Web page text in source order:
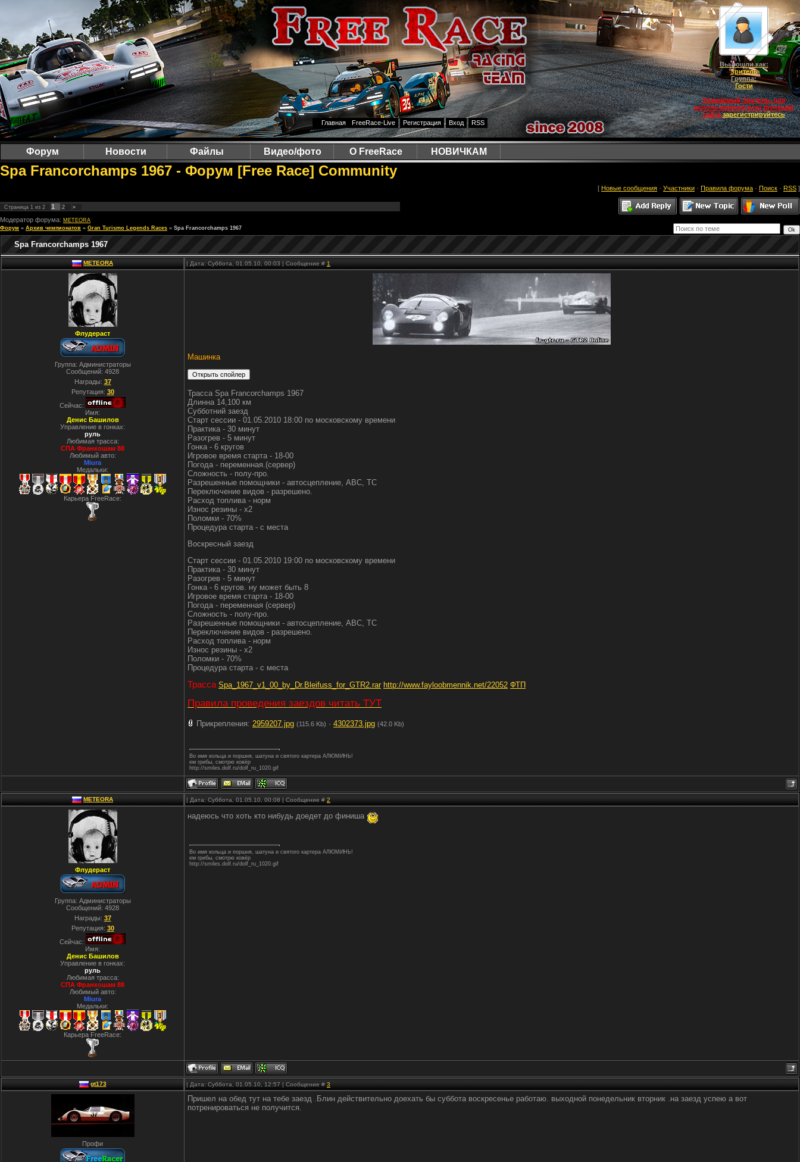
Вы вошли как:
Зритель
Группа:
Гости
Уважаемый Зритель, для
использования всех функций
сайтазарегистрируйтесь
Главная
FreeRace-Live Регистрация Вход RSS
Форум Новости Файлы Видео/фото О FreeRace НОВИЧКАМ
Spa Francorchamps 1967 - Форум [Free Race] Community
[ Новые сообщения · Участники · Правила форума · Поиск · RSS ]
Страница 1 из 2 1 2 »
Модератор форума: METEORA
Форум » Архив чемпионатов » Gran Turismo Legends Races » Spa Francorchamps 1967
Spa Francorchamps 1967
METEORA | Дата: Суббота, 01.05.10, 00:03 | Сообщение # 1
Флудераст
Группа: Администраторы
Сообщений: 4928
Награды: 37
Репутация: 30
Сейчас:
Имя:
Денис Башилов
Управление в гонках:
руль
Любимая трасса:
СПА Франкошам 88
Любимый авто:
Miura
Медальки:
Карьера FreeRace:
Машинка
Трасса Spa Francorchamps 1967
Длинна 14,100 км
Субботний заезд
Старт сессии - 01.05.2010 18:00 по московскому времени
Практика - 30 минут
Разогрев - 5 минут
Гонка - 6 кругов
Игровое время старта - 18-00
Погода - переменная.(сервер)
Сложность - полу-про.
Разрешенные помощники - автосцепление, АВС, ТС
Переключение видов - разрешено.
Расход топлива - норм
Износ резины - х2
Поломки - 70%
Процедура старта - с места
Воскресный заезд
Старт сессии - 01.05.2010 19:00 по московскому времени
Практика - 30 минут
Разогрев - 5 минут
Гонка - 6 кругов. ну может быть 8
Игровое время старта - 18-00
Погода - переменная (сервер)
Сложность - полу-про.
Разрешенные помощники - автосцепление, АВС, ТС
Переключение видов - разрешено.
Расход топлива - норм
Износ резины - х2
Поломки - 70%
Процедура старта - с места
Трасса Spa_1967_v1_00_by_Dr.Bleifuss_for_GTR2.rar http://www.fayloobmennik.net/22052 ФТП
Правила проведения заездов читать ТУТ
Прикрепления: 2959207.jpg (115.6 Kb) · 4302373.jpg (42.0 Kb)
Во имя кольца и поршня, шатуна и святого картера АЛЮМИНЬ!
ем грибы, смотрю ковёр
http://smiles.dolf.ru/dolf_ru_1020.gif
METEORA | Дата: Суббота, 01.05.10, 00:08 | Сообщение # 2
Флудераст
Группа: Администраторы
Сообщений: 4928
Награды: 37
Репутация: 30
Сейчас:
Имя:
Денис Башилов
Управление в гонках:
руль
Любимая трасса:
СПА Франкошам 88
Любимый авто:
Miura
Медальки:
Карьера FreeRace:
надеюсь что хоть кто нибудь доедет до финиша
Во имя кольца и поршня, шатуна и святого картера АЛЮМИНЬ!
ем грибы, смотрю ковёр
http://smiles.dolf.ru/dolf_ru_1020.gif
gt173 | Дата: Суббота, 01.05.10, 12:57 | Сообщение # 3
Профи
Пришел на обед тут на тебе заезд .Блин действительно доехать бы суббота воскресенье работаю. выходной понедельник вторник .на заезд успею а вот
потренироваться не получится.